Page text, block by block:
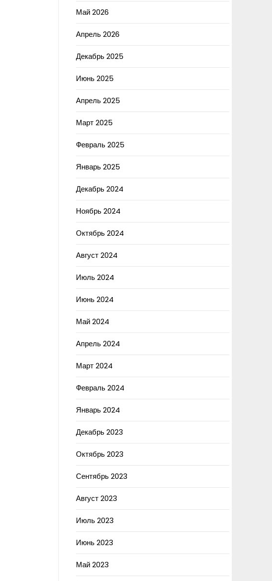
Май 2026
Апрель 2026
Декабрь 2025
Июнь 2025
Апрель 2025
Март 2025
Февраль 2025
Январь 2025
Декабрь 2024
Ноябрь 2024
Октябрь 2024
Август 2024
Июль 2024
Июнь 2024
Май 2024
Апрель 2024
Март 2024
Февраль 2024
Январь 2024
Декабрь 2023
Октябрь 2023
Сентябрь 2023
Август 2023
Июль 2023
Июнь 2023
Май 2023